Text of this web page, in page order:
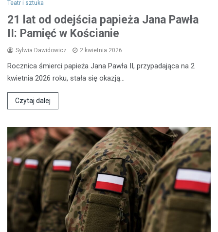
Teatr i sztuka
21 lat od odejścia papieża Jana Pawła
II: Pamięć w Kościanie
Sylwia Dawidowicz 2 kwietnia 2026
Rocznica śmierci papieża Jana Pawła II, przypadająca na 2
kwietnia 2026 roku, stała się okazją…
Czytaj dalej